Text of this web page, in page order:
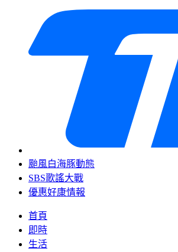
颱風白海豚動態
SBS歌謠大戰
優惠好康情報
首頁
即時
生活